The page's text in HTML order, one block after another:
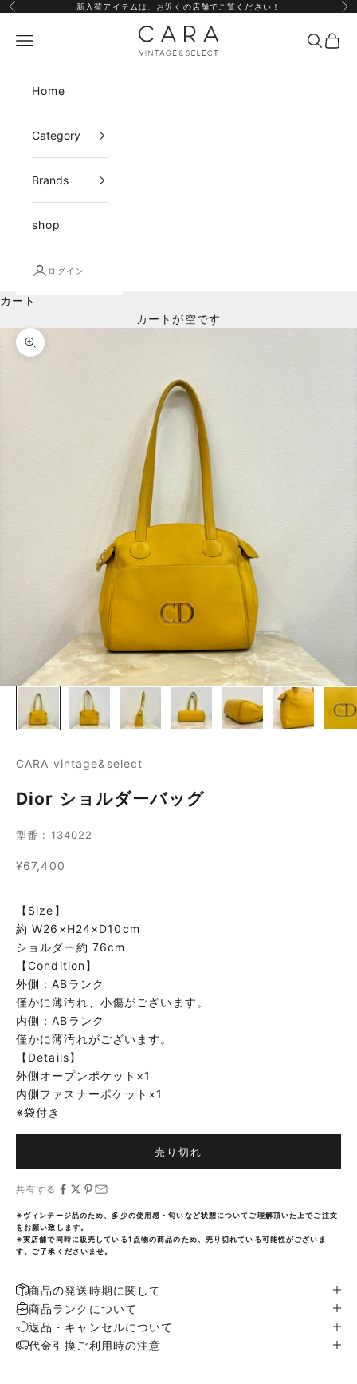
コンテンツへスキップ
前へ 新入荷アイテムは、 お近くの店舗でご覧ください！ 次
CARA vintage&select
メニュー 検索カー
Home
Category
Brands
shop
ログイン
カート
カートが空です
ズームイン
CARA vintage&select
Dior ショルダーバッグ
型番 : 134022
セール価格
¥67,400
【Size】
約 W26×H24×D10cm
ショルダー約 76cm
【Condition】
外側：ABランク
僅かに薄汚れ、小傷がございます。
内側：ABランク
僅かに薄汚れがございます。
【Details】
外側オープンポケット×1
内側ファスナーポケット×1
※袋付き
売り切れ
共有する
※ヴィンテージ品のため、多少の使用感・匂いなど状態についてご理解頂いた上でご注文
をお願い致します。
※実店舗で同時に販売している1点物の商品のため、売り切れている可能性がございま
す。ご了承くださいませ。
商品の発送時期に関して
商品ランクについて
返品・キャンセルについて
代金引換ご利用時の注意